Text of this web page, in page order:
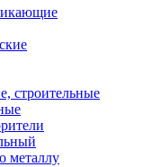
строительные
металлу